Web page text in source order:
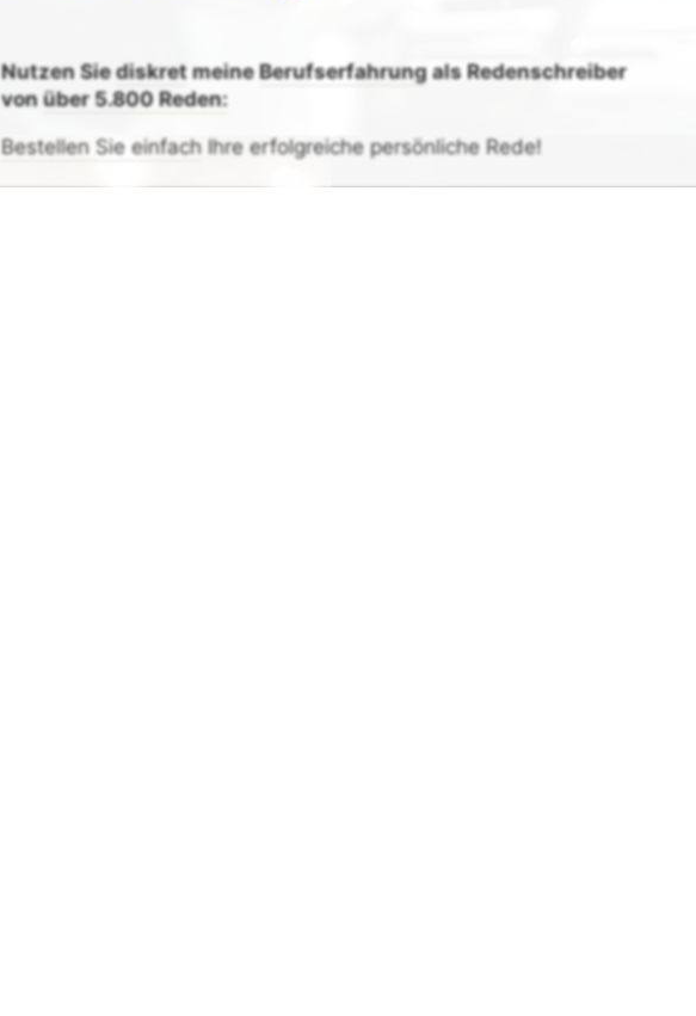
Nutzen SiediskretmeineBerufserfahrungals Redenschreiber
vonüber 5.800 Reden:
Bestellen Sie einfach Ihre erfolgreiche persönliche Rede!